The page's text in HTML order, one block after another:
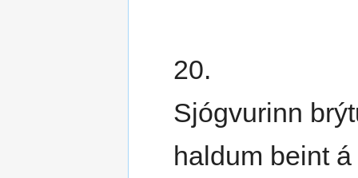
20.
Sjógvurinn
haldum beint